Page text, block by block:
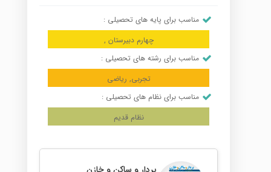
مناسب برای پایه های تحصیلی :
چهارم دبیرستان ,
مناسب برای رشته های تحصیلی :
تجربی, ریاضی
مناسب برای نظام های تحصیلی :
نظام قدیم